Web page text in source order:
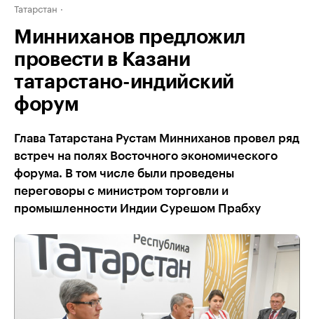
Татарстан
Минниханов предложил
провести в Казани
татарстано-индийский
форум
Глава Татарстана Рустам Минниханов провел ряд
встреч на полях Восточного экономического
форума. В том числе были проведены
переговоры с министром торговли и
промышленности Индии Сурешом Прабху